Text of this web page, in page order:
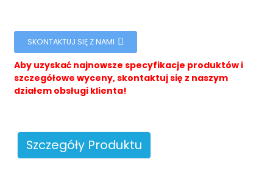
SKONTAKTUJ SIĘ Z NAMI
Aby uzyskać najnowsze specyfikacje produktów i
szczegółowe wyceny, skontaktuj się z naszym
działem obsługi klienta!
Szczegóły Produktu